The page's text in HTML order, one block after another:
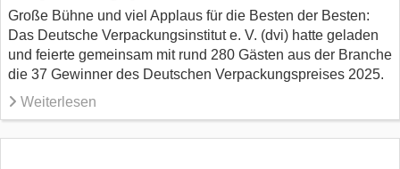
Große Bühne und viel Applaus für die Besten der Besten:
Das Deutsche Verpackungsinstitut e. V. (dvi) hatte geladen
und feierte gemeinsam mit rund 280 Gästen aus der Branche
die 37 Gewinner des Deutschen Verpackungspreises 2025.
Weiterlesen